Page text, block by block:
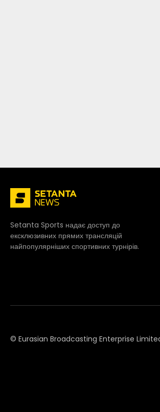
Setanta Sports надає доступ до
ексклюзивних прямих трансляцій
найпопулярніших спортивних турнірів.
© Eurasian Broadcasting Enterprise